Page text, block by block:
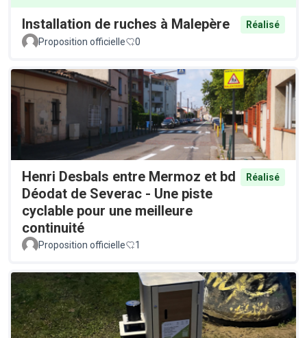
Installation de ruches à Malepère
Réalisé
Proposition officielle
0
Henri Desbals entre Mermoz et bd
Déodat de Severac - Une piste
cyclable pour une meilleure
continuité
Réalisé
Proposition officielle 1